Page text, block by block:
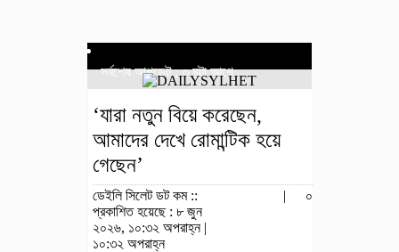
সর্বশেষ আপডেট : ৩ ঘন্টা আগে
‘যারা নতুন বিয়ে করেছেন,
আমাদের দেখে রোমান্টিক হয়ে
গেছেন’
ডেইলি সিলেট ডট কম ::
প্রকাশিত হয়েছে : ৮ জুন
২০২৬, ১০:৩২ অপরাহ্ন |
১০:৩২ অপরাহ্ন
| ০